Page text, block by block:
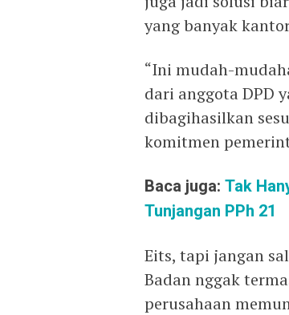
yang banyak
“Ini mudah-
dari anggota DPD
dibagihasilkan
komitmen
Baca juga: Tak
Tunjangan PPh 21
Eits, tapi jangan
Badan nggak
perusahaan